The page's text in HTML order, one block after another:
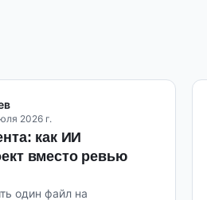
2026 г.
как ИИ
вместо ревью
один файл на